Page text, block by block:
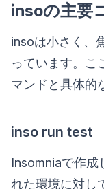
insoの主要
insoは小さく、
っています。こ
マンドと具体的
inso run test
Insomniaで作成
れた環境に対し